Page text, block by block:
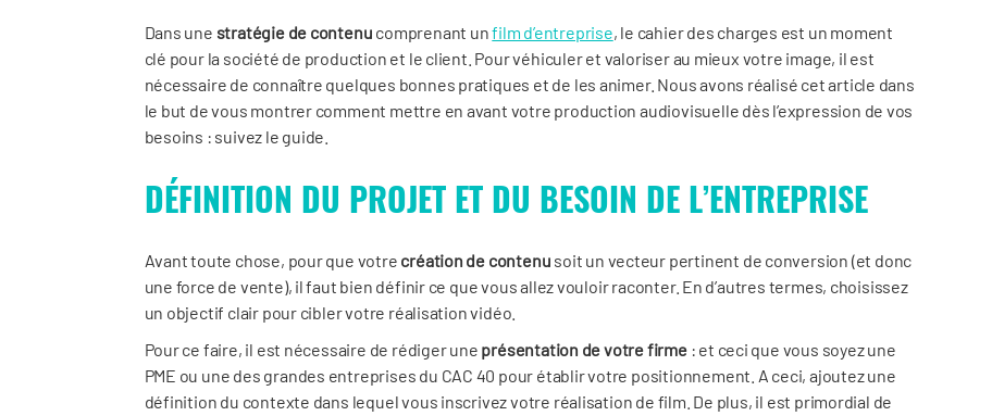
Dans une stratégie de contenu comprenant unfilm d’entreprise, le cahier des charges est un moment
clé pour la société de production et le client. Pour véhiculer et valoriser au mieux votre image, il est
nécessaire de connaître quelques bonnes pratiques et de les animer. Nous avons réalisé cet article dans
le but de vous montrer comment mettre en avant votre production audiovisuelle dès l’expression de vos
besoins : suivez le guide.
DÉFINITION DU PROJET ET DU BESOIN DE L’ENTREPRISE
Avant toute chose, pour que votre création de contenu soit un vecteur pertinent de conversion (et donc
une force de vente), il faut bien définir ce que vous allez vouloir raconter. En d’autres termes, choisissez
un objectif clair pour cibler votre réalisation vidéo.
Pour ce faire, il est nécessaire de rédiger une présentation de votre firme: et ceci que vous soyez une
PME ou une des grandes entreprises du CAC 40 pour établir votre positionnement. A ceci, ajoutez une
définition du contexte dans lequel vous inscrivez votre réalisation de film. De plus, il est primordial de